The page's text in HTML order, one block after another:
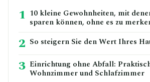
1 10 kleine Gewohnheiten, mit
sparen können, ohne es zu
2 So steigern Sie den Wert Ihres
3 Einrichtung ohne Abfall:
Wohnzimmer und Schlafzimmer